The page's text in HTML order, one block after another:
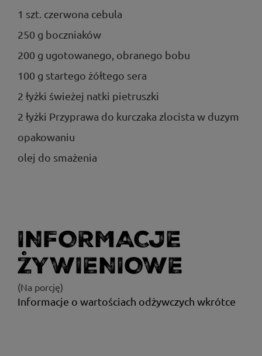
1 szt. czerwona cebula
250 g boczniaków
200 g ugotowanego, obranego bobu
100 g startego żółtego sera
2 łyżki świeżej natki pietruszki
2 łyżki Przyprawa do kurczaka zlocista w duzym
opakowaniu
olej do smażenia
INFORMACJE
ŻYWIENIOWE
(Na porcję)
Informacje o wartościach odżywczych wkrótce